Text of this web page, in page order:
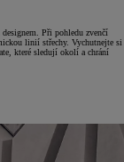
Při pohledu zvenčí
linií střechy. Vychutnejte si
které sledují okolí a chrání